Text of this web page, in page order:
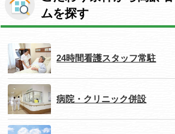
ムを探す
24時間看護スタッフ常駐
病院・クリニック併設